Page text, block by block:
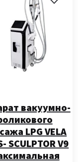
вакуумно-
LPG VELA
SCULPTOR V9